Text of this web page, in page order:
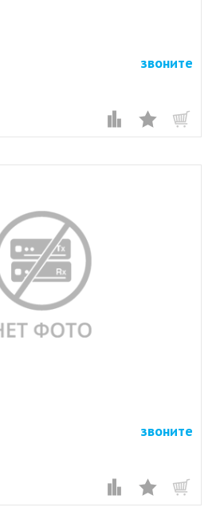
звоните
звоните